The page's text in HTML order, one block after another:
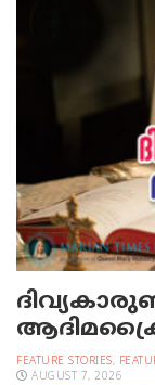
FEATURE STORIES,
AUGUST 7, 2026